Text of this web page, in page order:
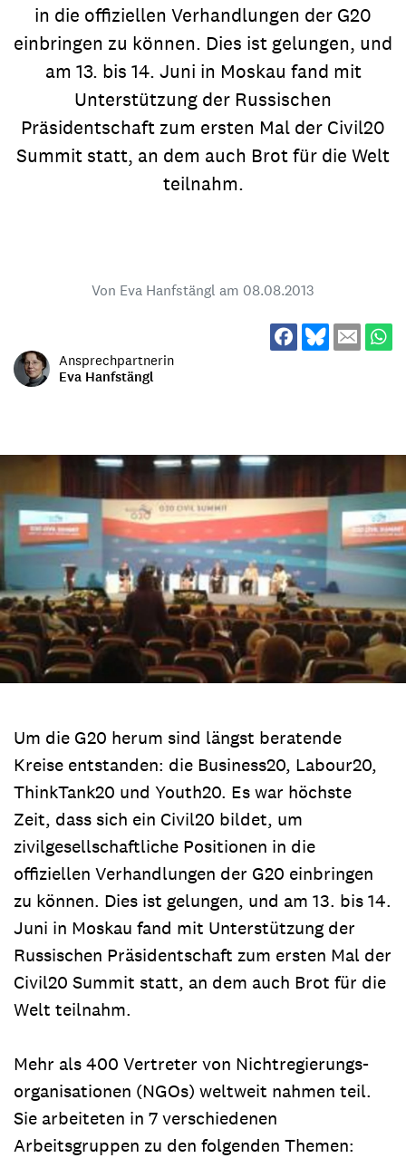
in die offiziellen Verhandlungen der G20
einbringen zu können. Dies ist gelungen, und
am 13. bis 14. Juni in Moskau fand mit
Unterstützung der Russischen
Präsidentschaft zum ersten Mal der Civil20
Summit statt, an dem auch Brot für die Welt
teilnahm.
Von Eva Hanfstängl am 08.08.2013
Ansprechpartnerin
Eva Hanfstängl
Um die G20 herum sind längst beratende
Kreise entstanden: die Business20, Labour20,
ThinkTank20 und Youth20. Es war höchste
Zeit, dass sich ein Civil20 bildet, um
zivilgesellschaftliche Positionen in die
offiziellen Verhandlungen der G20 einbringen
zu können. Dies ist gelungen, und am 13. bis 14.
Juni in Moskau fand mit Unterstützung der
Russischen Präsidentschaft zum ersten Mal der
Civil20 Summit statt, an dem auch Brot für die
Welt teilnahm.
Mehr als 400 Vertreter von Nichtregierungs-
organisationen (NGOs) weltweit nahmen teil.
Sie arbeiteten in 7 verschiedenen
Arbeitsgruppen zu den folgenden Themen: